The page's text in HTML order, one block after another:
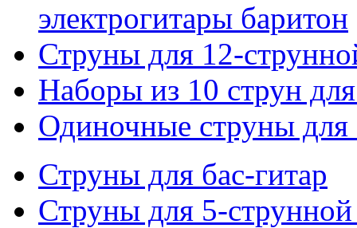
электрогитары баритон
Струны для 12-
Наборы из 10 струн
Одиночные струны для
Струны для бас-гитар
Струны для 5-